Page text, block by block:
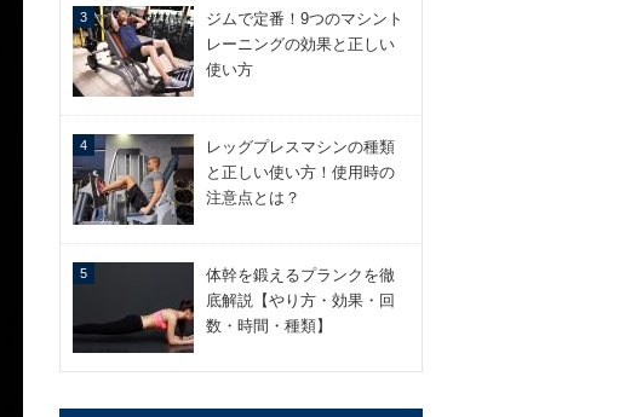
ジムで定番！9つのマシント
レーニングの効果と正しい
使い方
レッグプレスマシンの種類
と正しい使い方！使用時の
注意点とは？
体幹を鍛えるプランクを徹
底解説【やり方・効果・回
数・時間・種類】